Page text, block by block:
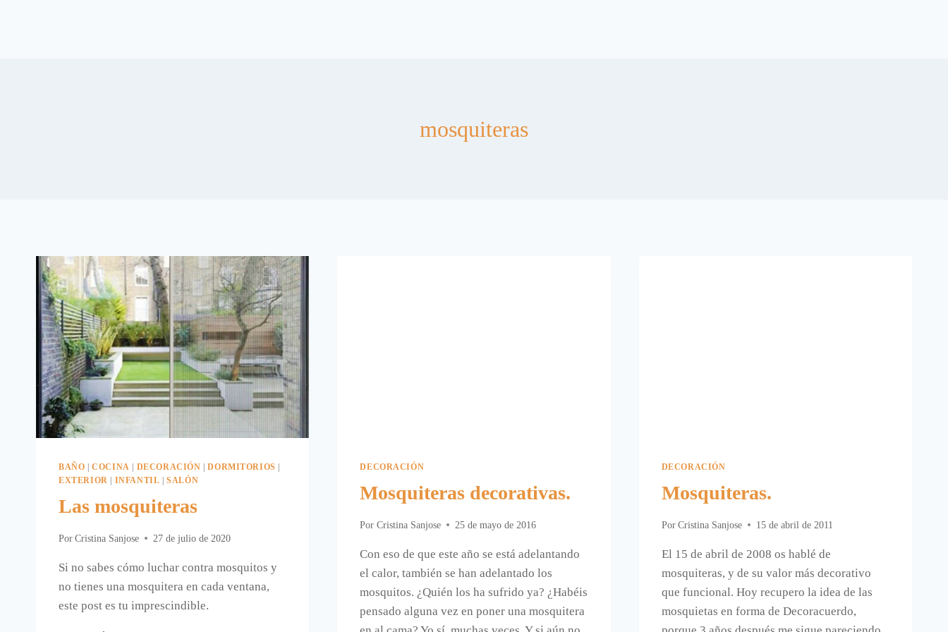
mosquiteras
BAÑO |COCINA DECORACIÓN |DORMITORIOS
EXTERIOR
INFANTIL |SALÓN
Las mosquiteras
Por Cristina Sanjose 27 de julio de 2020
Si no sabes cómo luchar contra mosquitos y
no tienes una mosquitera en cada ventana,
este post es tu imprescindible.​
DECORACIÓN
Mosquiteras decorativas.
Por Cristina Sanjose 25 de mayo de 2016
Con eso de que este año se está adelantando
el calor, también se han adelantado los
mosquitos. ¿Quién los ha sufrido ya? ¿Habéis
pensado alguna vez en poner una mosquitera
DECORACIÓN
Mosquiteras.
Por Cristina Sanjose 15 de abril de 2011
El 15 de abril de 2008 os hablé de
mosquiteras, y de su valor más decorativo
que funcional. Hoy recupero la idea de las
mosquietas en forma de Decoracuerdo,